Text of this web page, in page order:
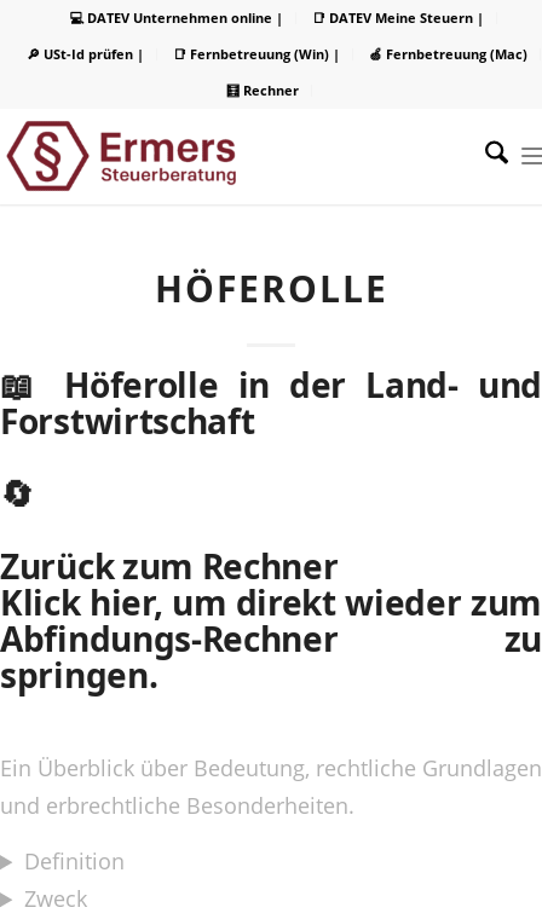
💻 DATEV Unternehmen online |
📑 DATEV Meine Steuern |
🔎 USt-Id prüfen |
📑 Fernbetreuung (Win) |
🍏 Fernbetreuung (Mac)
🧮 Rechner
HÖFEROLLE
📖 Höferolle in der Land- und
Forstwirtschaft
🔄
Zurück zum Rechner
Klick hier, um direkt wieder zum
Abfindungs-Rechner zu
springen.
Ein Überblick über Bedeutung, rechtliche Grundlagen
und erbrechtliche Besonderheiten.
Definition
Zweck